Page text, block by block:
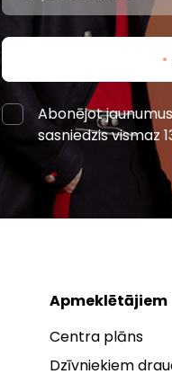
Abonējot
sasniedzis vismaz
Apmeklētājiem
Centra plāns
Dzīvniekiem